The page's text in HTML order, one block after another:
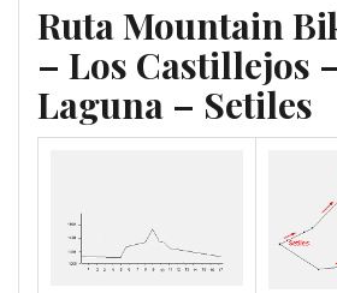
Ruta Mountain
– Los Castillejos
Laguna – Setiles